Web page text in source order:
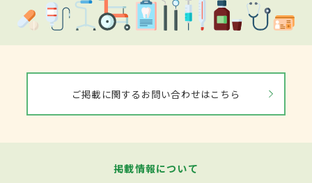
ご掲載に関するお問い合わせはこちら
掲載情報について